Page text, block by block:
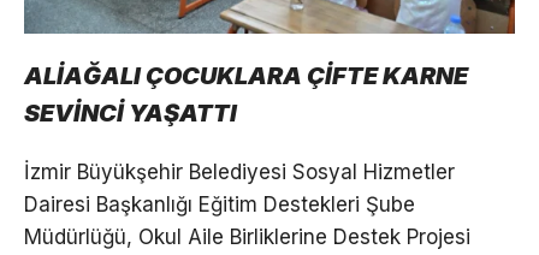
ALİAĞALI ÇOCUKLARA ÇİFTE KARNE
SEVİNCİ YAŞATTI
İzmir Büyükşehir Belediyesi Sosyal Hizmetler
Dairesi Başkanlığı Eğitim Destekleri Şube
Müdürlüğü, Okul Aile Birliklerine Destek Projesi